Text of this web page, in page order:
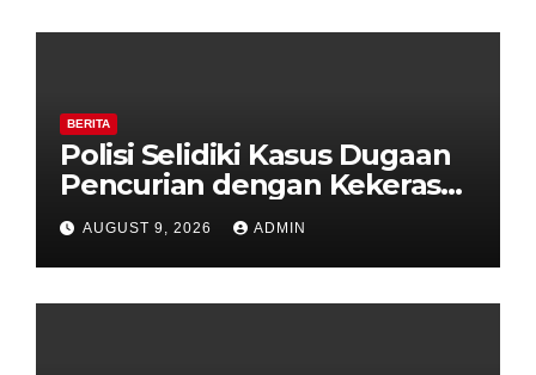
BERITA
Polisi Selidiki Kasus Dugaan
Pencurian dengan Kekerasan
di Counter HP Royal Phone
Ambarawa.
AUGUST 9, 2026 ADMIN